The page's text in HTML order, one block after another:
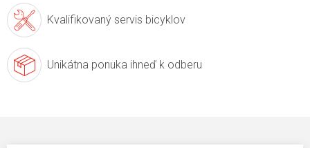
Kvalifikovaný servis bicyklov
Unikátna ponuka ihneď k odberu